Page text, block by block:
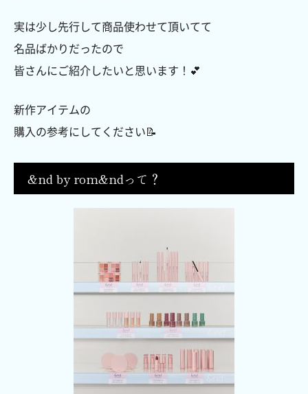
実は少し先行して商品使わせて頂いてて
名品ばかりだったので
皆さんにご紹介したいと思います！💕
新作アイテムの
購入の参考にしてください📝
&nd by rom&ndって？